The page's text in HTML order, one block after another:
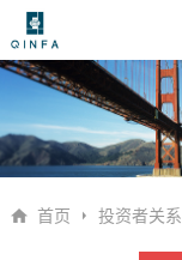
首页 投资者关系